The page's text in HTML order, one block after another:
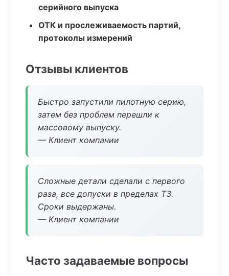
серийного выпуска
ОТК и прослеживаемость партий,
протоколы измерений
Отзывы клиентов
Быстро запустили пилотную серию,
затем без проблем перешли к
массовому выпуску.
— Клиент компании
Сложные детали сделали с первого
раза, все допуски в пределах ТЗ.
Сроки выдержаны.
— Клиент компании
Часто задаваемые вопросы